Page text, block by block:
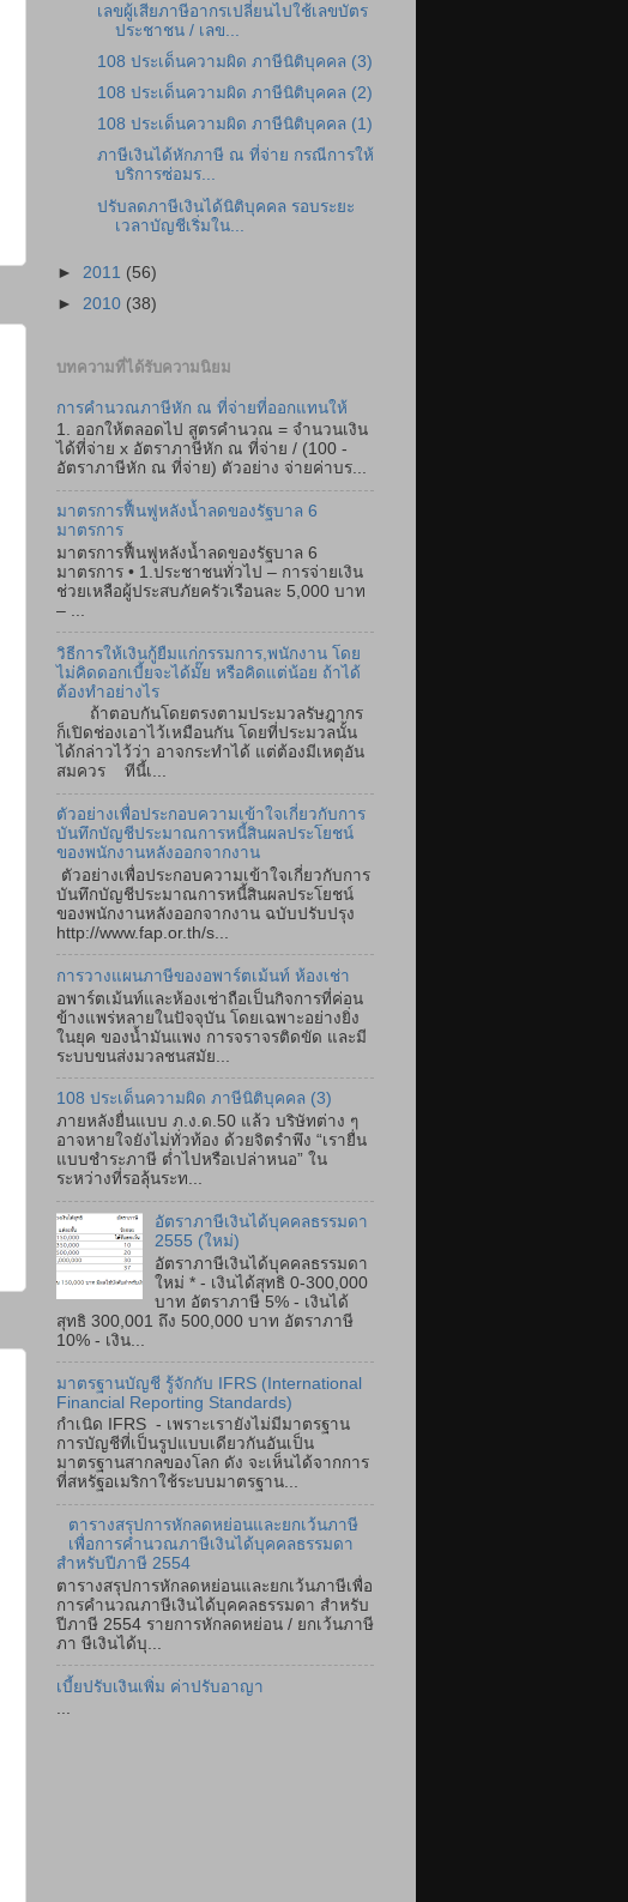
เลขผู้เสียภาษีอากรเปลี่ยนไปใช้เลขบัตร
ประชาชน / เลข...
108 ประเด็นความผิด ภาษีนิติบุคคล (3)
108 ประเด็นความผิด ภาษีนิติบุคคล (2)
108 ประเด็นความผิด ภาษีนิติบุคคล (1)
ภาษีเงินได้หักภาษี ณ ที่จ่าย กรณีการให้
บริการซ่อมร...
ปรับลดภาษีเงินได้นิติบุคคล รอบระยะ
เวลาบัญชีเริ่มใน...
► 2011 (56)
► 2010 (38)
บทความที่ได้รับความนิยม
การคำนวณภาษีหัก ณ ที่จ่ายที่ออกแทนให้
1. ออกให้ตลอดไป สูตรคำนวณ = จำนวนเงิน
ได้ที่จ่าย x อัตราภาษีหัก ณ ที่จ่าย / (100 -
อัตราภาษีหัก ณ ที่จ่าย) ตัวอย่าง จ่ายค่าบร...
มาตรการฟื้นฟูหลังน้ำลดของรัฐบาล 6
มาตรการ
มาตรการฟื้นฟูหลังน้ำลดของรัฐบาล 6
มาตรการ • 1.ประชาชนทั่วไป – การจ่ายเงิน
ช่วยเหลือผู้ประสบภัยครัวเรือนละ 5,000 บาท
– ...
วิธีการให้เงินกู้ยืมแก่กรรมการ,พนักงาน โดย
ไม่คิดดอกเบี้ยจะได้มั๊ย หรือคิดแต่น้อย ถ้าได้
ต้องทำอย่างไร
ถ้าตอบกันโดยตรงตามประมวลรัษฎากร
ก็เปิดช่องเอาไว้เหมือนกัน โดยที่ประมวลนั้น
ได้กล่าวไว้ว่า อาจกระทำได้ แต่ต้องมีเหตุอัน
สมควร ทีนี้เ...
ตัวอย่างเพื่อประกอบความเข้าใจเกี่ยวกับการ
บันทึกบัญชีประมาณการหนี้สินผลประโยชน์
ของพนักงานหลังออกจากงาน
ตัวอย่างเพื่อประกอบความเข้าใจเกี่ยวกับการ
บันทึกบัญชีประมาณการหนี้สินผลประโยชน์
ของพนักงานหลังออกจากงาน ฉบับปรับปรุง
http://www.fap.or.th/s...
การวางแผนภาษีของอพาร์ตเม้นท์ ห้องเช่า
อพาร์ตเม้นท์และห้องเช่าถือเป็นกิจการที่ค่อน
ข้างแพร่หลายในปัจจุบัน โดยเฉพาะอย่างยิ่ง
ในยุค ของน้ำมันแพง การจราจรติดขัด และมี
ระบบขนส่งมวลชนสมัย...
108 ประเด็นความผิด ภาษีนิติบุคคล (3)
ภายหลังยื่นแบบ ภ.ง.ด.50 แล้ว บริษัทต่าง ๆ
อาจหายใจยังไม่ทั่วท้อง ด้วยจิตรำพึง “เรายื่น
แบบชำระภาษี ต่ำไปหรือเปล่าหนอ” ใน
ระหว่างที่รอลุ้นระท...
อัตราภาษีเงินได้บุคคลธรรมดา
2555 (ใหม่)
อัตราภาษีเงินได้บุคคลธรรมดา
ใหม่ * - เงินได้สุทธิ 0-300,000
บาท อัตราภาษี 5% - เงินได้
สุทธิ 300,001 ถึง 500,000 บาท อัตราภาษี
10% - เงิน...
มาตรฐานบัญชี รู้จักกับ IFRS (International
Financial Reporting Standards)
กำเนิด IFRS - เพราะเรายังไม่มีมาตรฐาน
การบัญชีที่เป็นรูปแบบเดียวกันอันเป็น
มาตรฐานสากลของโลก ดัง จะเห็นได้จากการ
ที่สหรัฐอเมริกาใช้ระบบมาตรฐาน...
ตารางสรุปการหักลดหย่อนและยกเว้นภาษี
เพื่อการคำนวณภาษีเงินได้บุคคลธรรมดา
สำหรับปีภาษี 2554
ตารางสรุปการหักลดหย่อนและยกเว้นภาษีเพื่อ
การคำนวณภาษีเงินได้บุคคลธรรมดา สำหรับ
ปีภาษี 2554 รายการหักลดหย่อน / ยกเว้นภาษี
ภา ษีเงินได้บุ...
เบี้ยปรับเงินเพิ่ม ค่าปรับอาญา
...